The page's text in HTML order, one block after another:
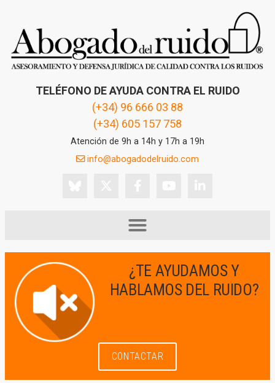
TELÉFONO DE AYUDA CONTRA EL RUIDO
(+34) 96 666 03 88
(+34) 605 157 758
Atención de 9h a 14h y 17h a 19h
info@abogadodelruido.com
¿TE AYUDAMOS Y
HABLAMOS DEL RUIDO?
CONTACTAR